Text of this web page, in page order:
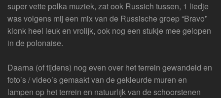
super vette polka muziek, zat ook Russich tussen, 1 liedje
was volgens mij een mix van de Russische groep “Bravo”
klonk heel leuk en vrolijk, ook nog een stukje mee gelopen
in de polonaise.
Daarna (of tijdens) nog even over het terrein gewandeld en
foto’s / video’s gemaakt van de gekleurde muren en
lampen op het terrein en natuurlijk van de schoorstenen